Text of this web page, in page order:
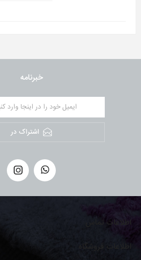
خبرنامه
اشتراک در
اطلاعات تماس
اطلاعات فروشگاه